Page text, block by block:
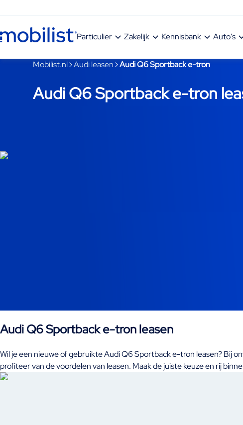
Particulier Zakelijk Kennisbank Auto's
Je bent nu voorbij het hoofdmenu
Mobilist.nl Audi leasen Audi Q6 Sportback e-tron
Audi Q6 Sportback e-tron
Audi Q6 Sportback e-tron leasen
Wil je een nieuwe of gebruikte Audi Q6 Sportback e-tron leasen? Bij
profiteer van de voordelen van leasen. Maak de juiste keuze en rij